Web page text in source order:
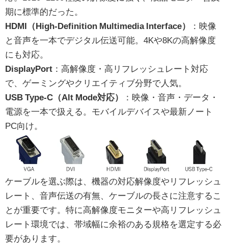
期に標準的だった。
HDMI（High-Definition Multimedia Interface）
：映像
と音声を一本でデジタル伝送可能。4Kや8Kの高解像度
にも対応。
DisplayPort ：高解像度・高リフレッシュレート対応
で、ゲーミングやクリエイティブ分野で人気。
USB Type-C（Alt Mode対応）
：映像・音声・データ・
電源を一本で扱える。モバイルデバイスや最新ノート
PC向け。
ケーブルを選ぶ際は、機器の対応解像度やリフレッシュ
レート、音声伝送の有無、ケーブルの長さに注意するこ
とが重要です。特に高解像度モニターや高リフレッシュ
レート環境では、帯域幅に余裕のある規格を選定する必
要があります。